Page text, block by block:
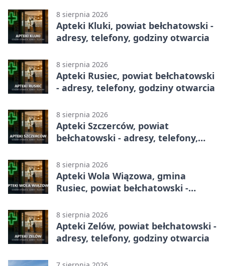
8 sierpnia 2026
Apteki Kluki, powiat bełchatowski -
adresy, telefony, godziny otwarcia
8 sierpnia 2026
Apteki Rusiec, powiat bełchatowski
- adresy, telefony, godziny otwarcia
8 sierpnia 2026
Apteki Szczerców, powiat
bełchatowski - adresy, telefony,
8 sierpnia 2026
Apteki Wola Wiązowa, gmina
Rusiec, powiat bełchatowski -
8 sierpnia 2026
Apteki Zelów, powiat bełchatowski -
adresy, telefony, godziny otwarcia